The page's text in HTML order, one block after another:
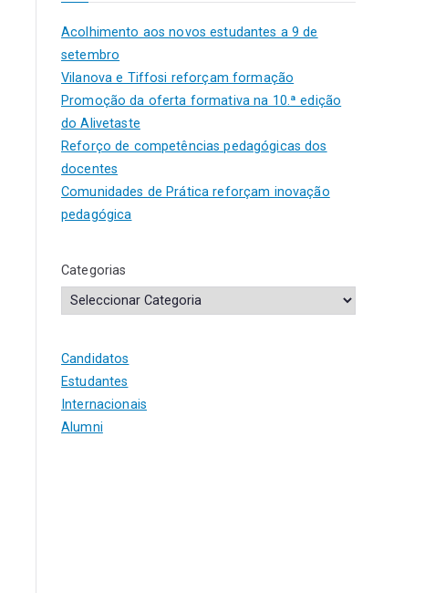
Acolhimento aos novos estudantes a 9 de
setembro
Vilanova e Tiffosi reforçam formação
Promoção da oferta formativa na 10.ª edição
do Alivetaste
Reforço de competências pedagógicas dos
docentes
Comunidades de Prática reforçam inovação
pedagógica
Categorias
Candidatos
Estudantes
Internacionais
Alumni